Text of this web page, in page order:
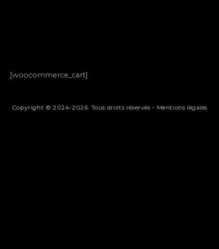
[woocommerce_cart]
Copyright © 2024-2026. Tous droits réservés - Mentions légales